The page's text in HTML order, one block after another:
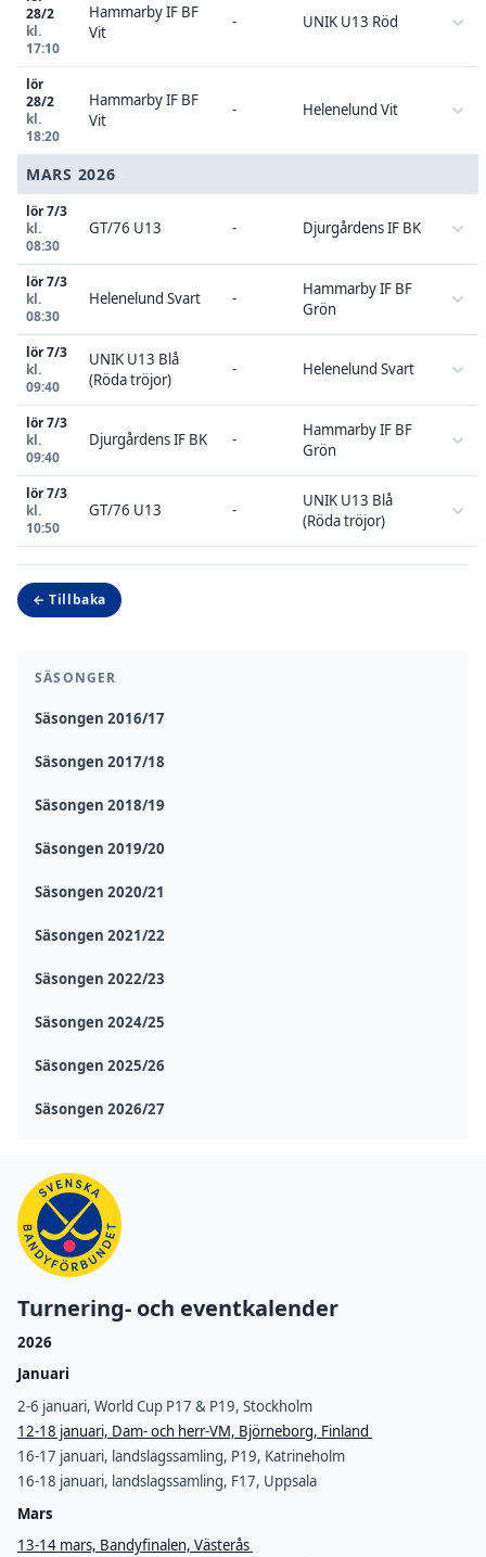
SÄSONGER
Säsongen 2016/17
Säsongen 2017/18
Säsongen 2018/19
Säsongen 2019/20
Säsongen 2020/21
Säsongen 2021/22
Säsongen 2022/23
Säsongen 2024/25
Säsongen 2025/26
Säsongen 2026/27
28/2
kl.
17:10
Hammarby IF BF
Vit
- UNIK U13 Röd
lör
28/2
kl.
18:20
Hammarby IF BF
Vit
- Helenelund Vit
MARS 2026
lör 7/3
kl.
08:30
GT/76 U13 - Djurgårdens IF BK
lör 7/3
kl.
08:30
Helenelund Svart -
Hammarby IF BF
Grön
lör 7/3
kl.
09:40
UNIK U13 Blå
(Röda tröjor)
- Helenelund Svart
lör 7/3
kl.
09:40
Djurgårdens IF BK -
Hammarby IF BF
Grön
lör 7/3
kl.
10:50
GT/76 U13 -
UNIK U13 Blå
(Röda tröjor)
← Tillbaka
Turnering- och eventkalender
2026
Januari
2-6 januari, World Cup P17 & P19, Stockholm
12-18 januari, Dam- och herr-VM, Björneborg, Finland
16-17 januari, landslagssamling, P19, Katrineholm
16-18 januari, landslagssamling, F17, Uppsala
Mars
13-14 mars, Bandyfinalen, Västerås